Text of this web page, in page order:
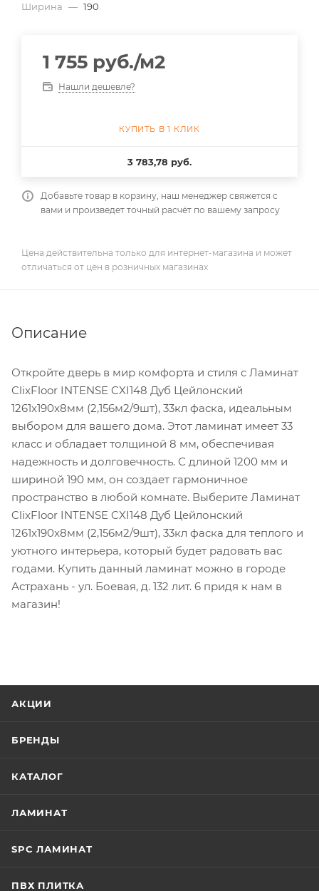
Ширина — 190
1 755 руб./м2
Нашли дешевле?
КУПИТЬ В 1 КЛИК
3 783,78 руб.
Добавьте товар в корзину, наш менеджер свяжется с
вами и произведет точный расчёт по вашему запросу
Цена действительна только для интернет-магазина и может
отличаться от цен в розничных магазинах
Описание
Откройте дверь в мир комфорта и стиля с Ламинат
ClixFloor INTENSE CXI148 Дуб Цейлонский
1261x190x8мм (2,156м2/9шт), 33кл фаска, идеальным
выбором для вашего дома. Этот ламинат имеет 33
класс и обладает толщиной 8 мм, обеспечивая
надежность и долговечность. С длиной 1200 мм и
шириной 190 мм, он создает гармоничное
пространство в любой комнате. Выберите Ламинат
ClixFloor INTENSE CXI148 Дуб Цейлонский
1261x190x8мм (2,156м2/9шт), 33кл фаска для теплого и
уютного интерьера, который будет радовать вас
годами. Купить данный ламинат можно в городе
Астрахань - ул. Боевая, д. 132 лит. 6 придя к нам в
магазин!
АКЦИИ
БРЕНДЫ
КАТАЛОГ
ЛАМИНАТ
SPC ЛАМИНАТ
ПВХ ПЛИТКА